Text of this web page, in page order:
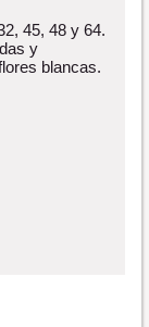
45, 48 y 64.
y
blancas.